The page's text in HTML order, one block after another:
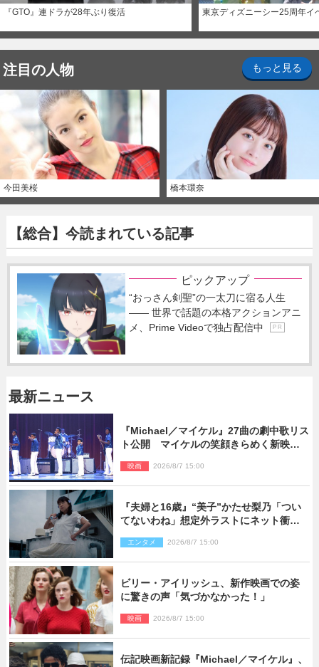
『GTO』連ドラが28年ぶり復活 東京ディズニーシー25周年イ
注目の人物 もっと見る
今田美桜 橋本環奈
【総合】今読まれている記事
ピックアップ
“おっさん剣聖”の一太刀に宿る人生
―― 世界で話題の本格アクションアニ
メ、Prime Videoで独占配信中
P R
最新ニュース
『Michael／マイケル』27曲の劇中歌リス
ト公開 マイケルの笑顔きらめく新映像
映画 2026/8/7 15:00
『夫婦と16歳』“美子”かたせ梨乃「つい
てないわね」想定外ラストにネット衝撃
り）
エンタメ 2026/8/7 15:00
ビリー・アイリッシュ、新作映画での姿
に驚きの声「気づかなかった！」
映画 2026/8/7 15:00
伝記映画新記録『Michael／マイケル』、